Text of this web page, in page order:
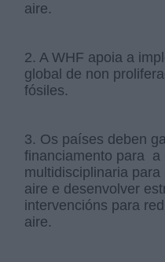
aire.
2. A WHF apoia a
global de non
fósiles.
3. Os países deben
financiamento para a
multidisciplinaria
aire e desenvolver
intervencións para
aire.